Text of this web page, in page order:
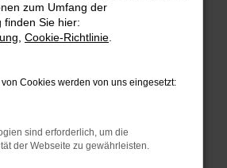
Firewall und deine
Webseiten, zum Beispiel deine
wie Werbeblocker,
bestimmter Seiten
die Seite in einem
zum Umfang der
finden Sie hier:
Cookie-Richtlinie
Cookies werden von uns eingesetzt:
sind erforderlich, um die
der Webseite zu gewährleisten.